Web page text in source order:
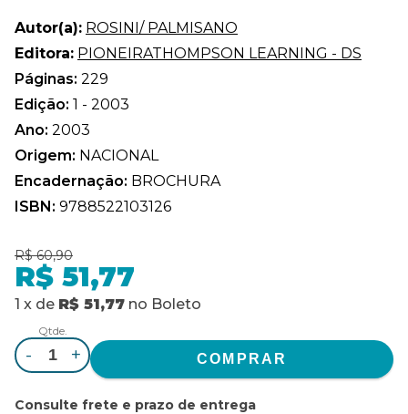
Autor(a): ROSINI/ PALMISANO
Editora: PIONEIRATHOMPSON LEARNING - DS
Páginas: 229
Edição: 1 - 2003
Ano: 2003
Origem: NACIONAL
Encadernação: BROCHURA
ISBN: 9788522103126
R$ 60,90
R$ 51,77
1 x de R$ 51,77 no Boleto
Qtde.
- +
Consulte frete e prazo de entrega